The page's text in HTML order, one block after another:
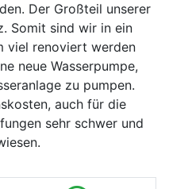
Der Großteil unserer
Somit sind wir in ein
viel renoviert werden
neue Wasserpumpe,
zu pumpen.
auch für die
sehr schwer und